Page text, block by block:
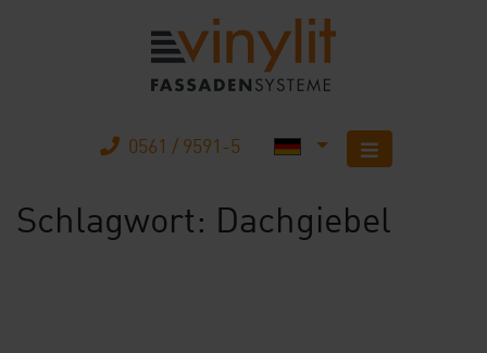
0561 / 9591-5
Startseite
Schlagwort: Dachgiebel